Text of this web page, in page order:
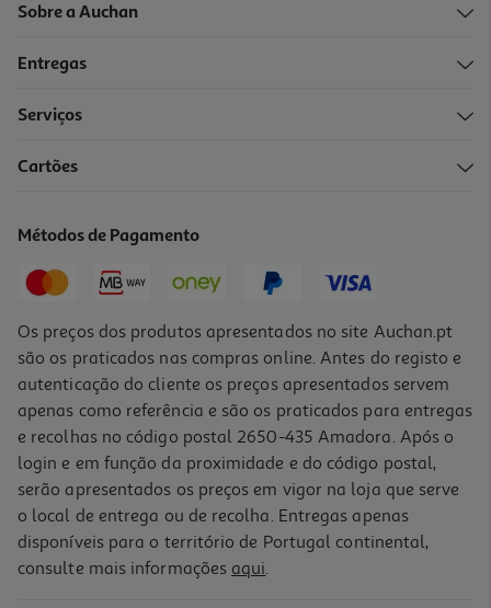
4.5
Cartão Memória Sd Qilive 32gb A808131
Sobre a Auchan
Entregas
Serviços
Cartões
Métodos de Pagamento
Os preços dos produtos apresentados no site Auchan.pt
são os praticados nas compras online. Antes do registo e
autenticação do cliente os preços apresentados servem
apenas como referência e são os praticados para entregas
e recolhas no código postal 2650-435 Amadora. Após o
login e em função da proximidade e do código postal,
serão apresentados os preços em vigor na loja que serve
o local de entrega ou de recolha. Entregas apenas
disponíveis para o território de Portugal continental,
consulte mais informações aqui.